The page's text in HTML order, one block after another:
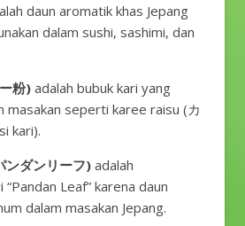
daun aromatik khas Jepang
dalam sushi, sashimi, dan
粉) adalah bubuk kari yang
masakan seperti karee raisu (カ
kari).
ダンリーフ) adalah
Leaf” karena daun
dalam masakan Jepang.